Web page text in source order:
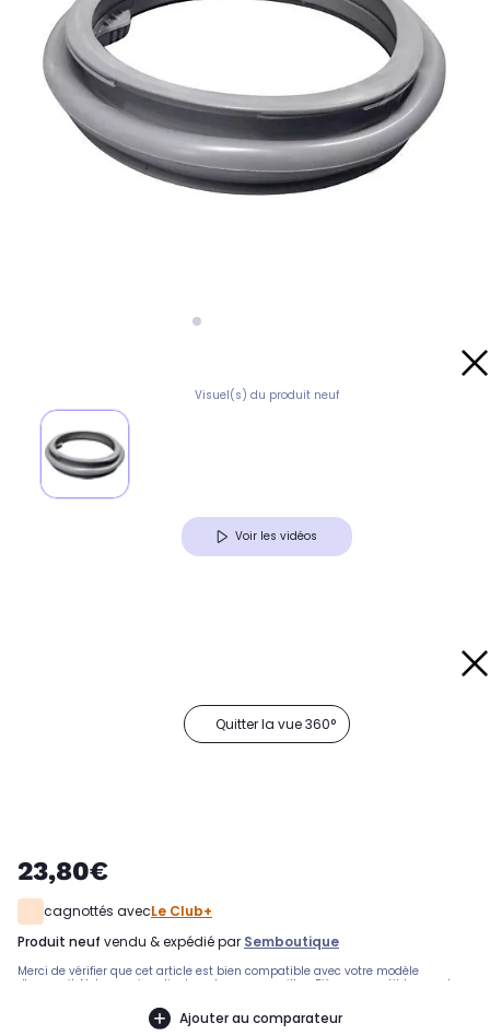
Visuel(s) du produit neuf
Voir les vidéos
Quitter la vue 360°
23,80€
cagnottés avecLe Club+
produit neuf vendu & expédié par Semboutique
Merci de vérifier que cet article est bien compatible avec votre modèle
d'appareil. Notre service client peut vous conseiller. .Pièce compatible avec les
0119826D, L1580, MH280T - 11118449ASOGELUX: SFT1005
Ajouter au comparateur